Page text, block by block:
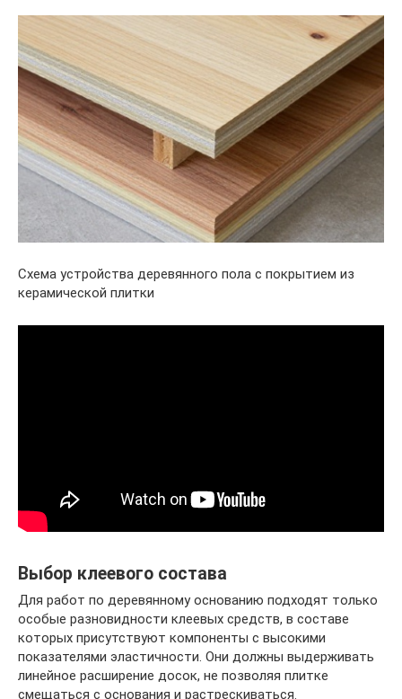
Схема устройства деревянного пола с покрытием из
керамической плитки
Выбор клеевого состава
Для работ по деревянному основанию подходят только
особые разновидности клеевых средств, в составе
которых присутствуют компоненты с высокими
показателями эластичности. Они должны выдерживать
линейное расширение досок, не позволяя плитке
смещаться с основания и растрескиваться.